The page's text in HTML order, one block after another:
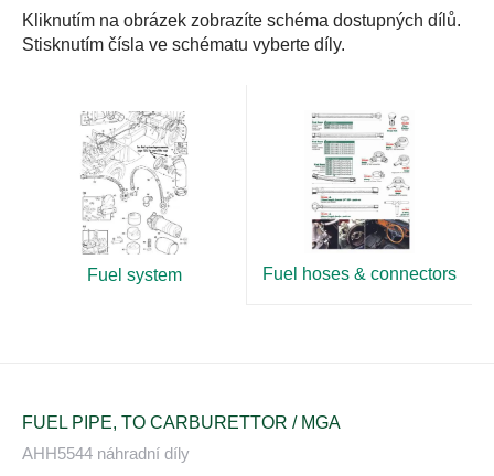
Kliknutím na obrázek zobrazíte schéma dostupných dílů.
Stisknutím čísla ve schématu vyberte díly.
Fuel system Fuel hoses & connectors
FUEL PIPE, TO CARBURETTOR / MGA
AHH5544 náhradní díly